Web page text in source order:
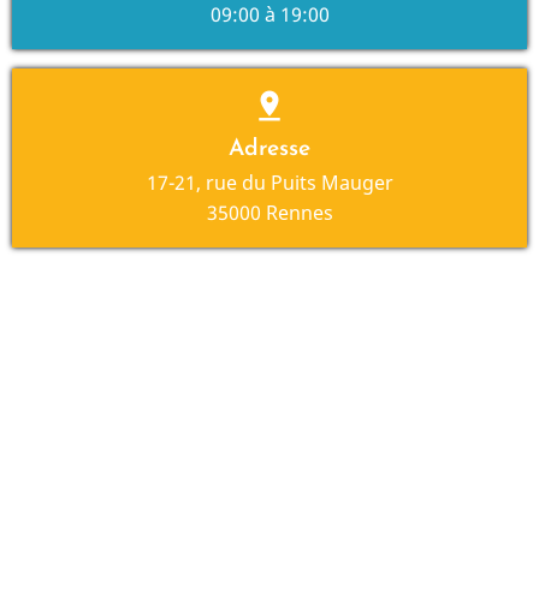
09:00 à 19:00
pin_drop
Adresse
17-21, rue du Puits Mauger
35000 Rennes